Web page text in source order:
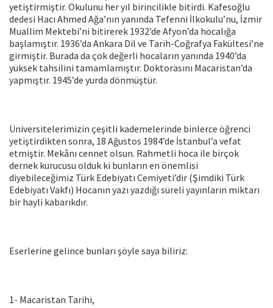
yetiştirmiştir. Okulunu her yıl birincilikle bitirdi. Kafesoğlu
dedesi Hacı Ahmed Ağa’nın yanında Tefenni İlkokulu’nu, İzmir
Muallim Mektebi’ni bitirerek 1932’de Afyon’da hocalığa
başlamıştır. 1936’da Ankara Dil ve Tarih-Coğrafya Fakültesi’ne
girmiştir. Burada da çok değerli hocaların yanında 1940’da
yüksek tahsilini tamamlamıştır. Doktorasını Macaristan’da
yapmıştır. 1945’de yurda dönmüştür.
Üniversitelerimizin çeşitli kademelerinde binlerce öğrenci
yetiştirdikten sonra, 18 Ağustos 1984’de İstanbul’a vefat
etmiştir. Mekânı cennet olsun. Rahmetli hoca ile birçok
dernek kurucusu olduk ki bunların en önemlisi
diyebileceğimiz Türk Edebiyatı Cemiyeti’dir (Şimdiki Türk
Edebiyatı Vakfı) Hocanın yazı yazdığı süreli yayınların miktarı
bir hayli kabarıkdır.
Eserlerine gelince bunları şöyle saya biliriz:
1- Macaristan Tarihi,